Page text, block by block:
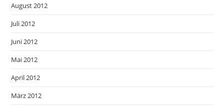
August 2012
Juli 2012
Juni 2012
Mai 2012
April 2012
März 2012